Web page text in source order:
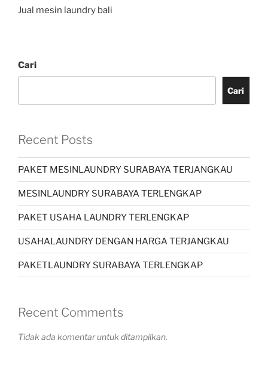
Jual mesin laundry bali
Cari
Cari
Recent Posts
PAKET MESINLAUNDRY SURABAYA TERJANGKAU
MESINLAUNDRY SURABAYA TERLENGKAP
PAKET USAHA LAUNDRY TERLENGKAP
USAHALAUNDRY DENGAN HARGA TERJANGKAU
PAKETLAUNDRY SURABAYA TERLENGKAP
Recent Comments
Tidak ada komentar untuk ditampilkan.